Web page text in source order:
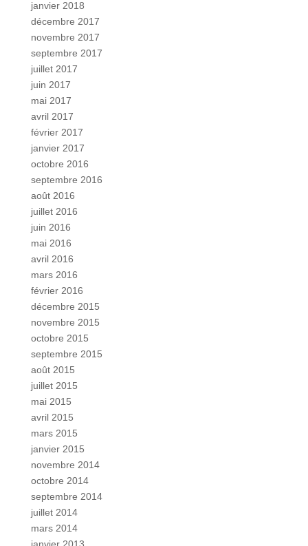
janvier 2018
décembre 2017
novembre 2017
septembre 2017
juillet 2017
juin 2017
mai 2017
avril 2017
février 2017
janvier 2017
octobre 2016
septembre 2016
août 2016
juillet 2016
juin 2016
mai 2016
avril 2016
mars 2016
février 2016
décembre 2015
novembre 2015
octobre 2015
septembre 2015
août 2015
juillet 2015
mai 2015
avril 2015
mars 2015
janvier 2015
novembre 2014
octobre 2014
septembre 2014
juillet 2014
mars 2014